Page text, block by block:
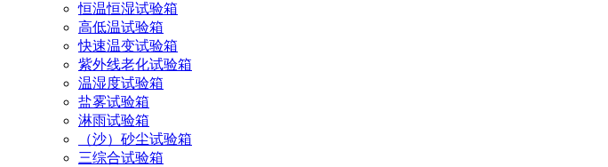
恒温恒湿试验箱
高低温试验箱
快速温变试验箱
紫外线老化试验箱
温湿度试验箱
盐雾试验箱
淋雨试验箱
（沙）砂尘试验箱
三综合试验箱